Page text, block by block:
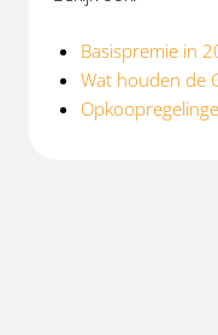
Basispremie in
Wat houden de